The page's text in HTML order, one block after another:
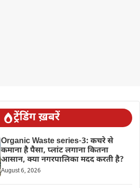
ट्रेंडिंग ख़बरें
Organic Waste series-3: कचरे से
कमाना है पैसा, प्लांट लगाना कितना
आसान, क्या नगरपालिका मदद करती है?
August 6, 2026